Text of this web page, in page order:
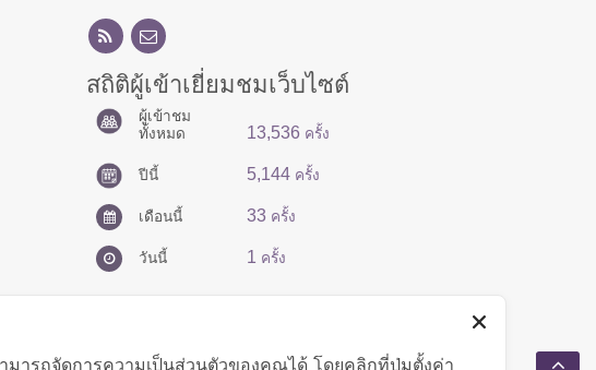
สถิติผู้เข้าเยี่ยมชมเว็บไซต์
ผู้เข้าชม
ทั้งหมด
13,536 ครั้ง
ปีนี้ 5,144 ครั้ง
เดือนนี้ 33 ครั้ง
วันนี้ 1 ครั้ง
ารถจัดการความเป็นส่วนตัวของคุณได้ โดยคลิกที่ปุ่มตั้งค่า